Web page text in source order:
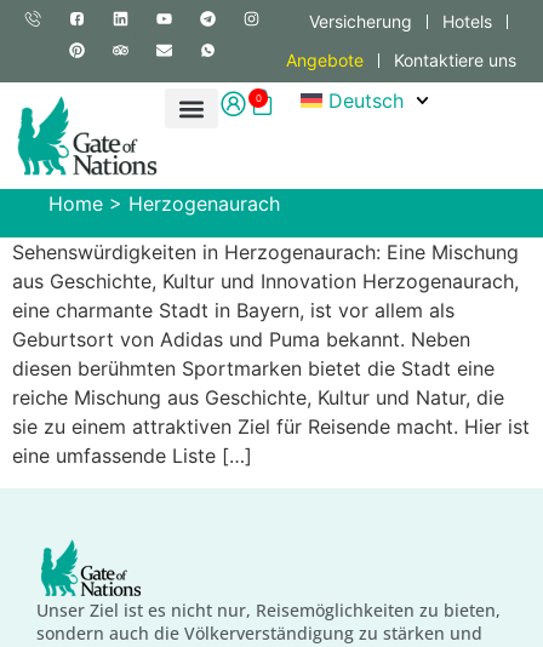
Versicherung
Hotels
Angebote
Kontaktiere uns
0 Deutsch
Home > Herzogenaurach
Sehenswürdigkeiten in Herzogenaurach: Eine Mischung
aus Geschichte, Kultur und Innovation Herzogenaurach,
eine charmante Stadt in Bayern, ist vor allem als
Geburtsort von Adidas und Puma bekannt. Neben
diesen berühmten Sportmarken bietet die Stadt eine
reiche Mischung aus Geschichte, Kultur und Natur, die
sie zu einem attraktiven Ziel für Reisende macht. Hier ist
eine umfassende Liste […]
Unser Ziel ist es nicht nur, Reisemöglichkeiten zu bieten,
sondern auch die Völkerverständigung zu stärken und